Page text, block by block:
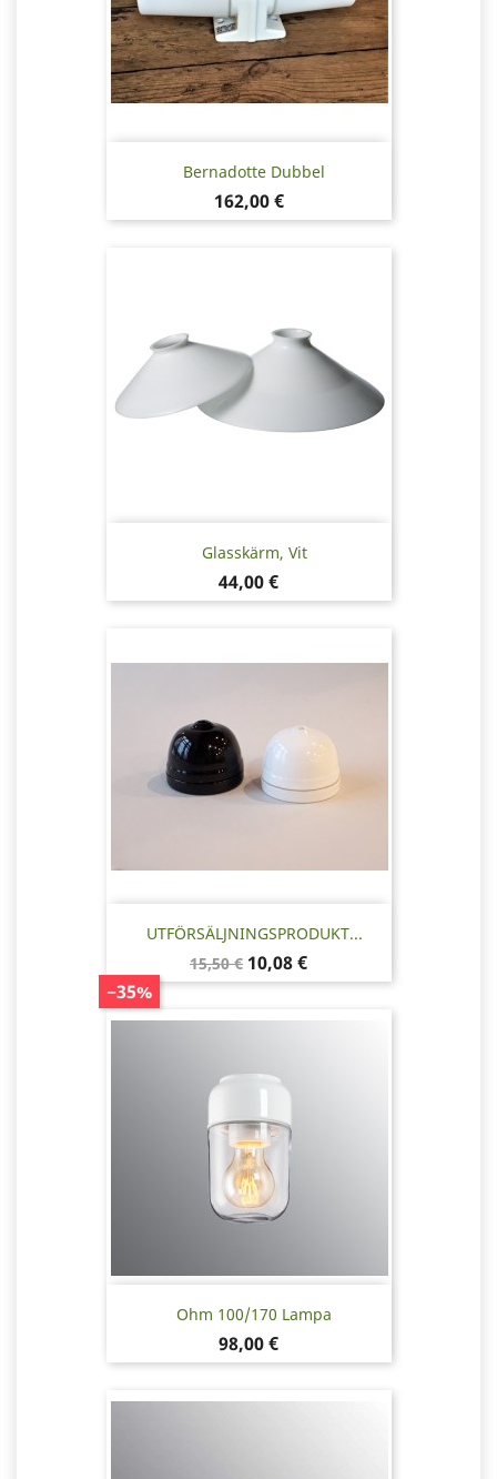
Bernadotte Dubbel
Pris
162,00 €
Glasskärm, Vit
Pris
44,00 €
UTFÖRSÄLJNINGSPRODUKT...
Baspris
15,50 €
−35%
Pris
10,08 €
Ohm 100/170 Lampa
Pris
98,00 €